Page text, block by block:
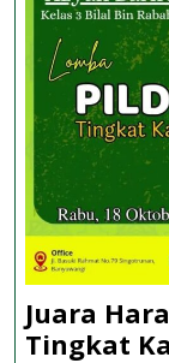
Juara
Tingkat